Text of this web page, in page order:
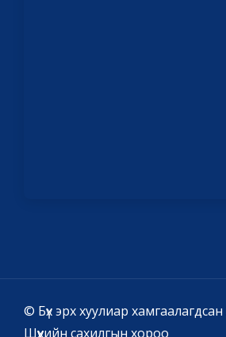
© Бүх эрх хуулиар
Шүүхийн сахилгын хороо